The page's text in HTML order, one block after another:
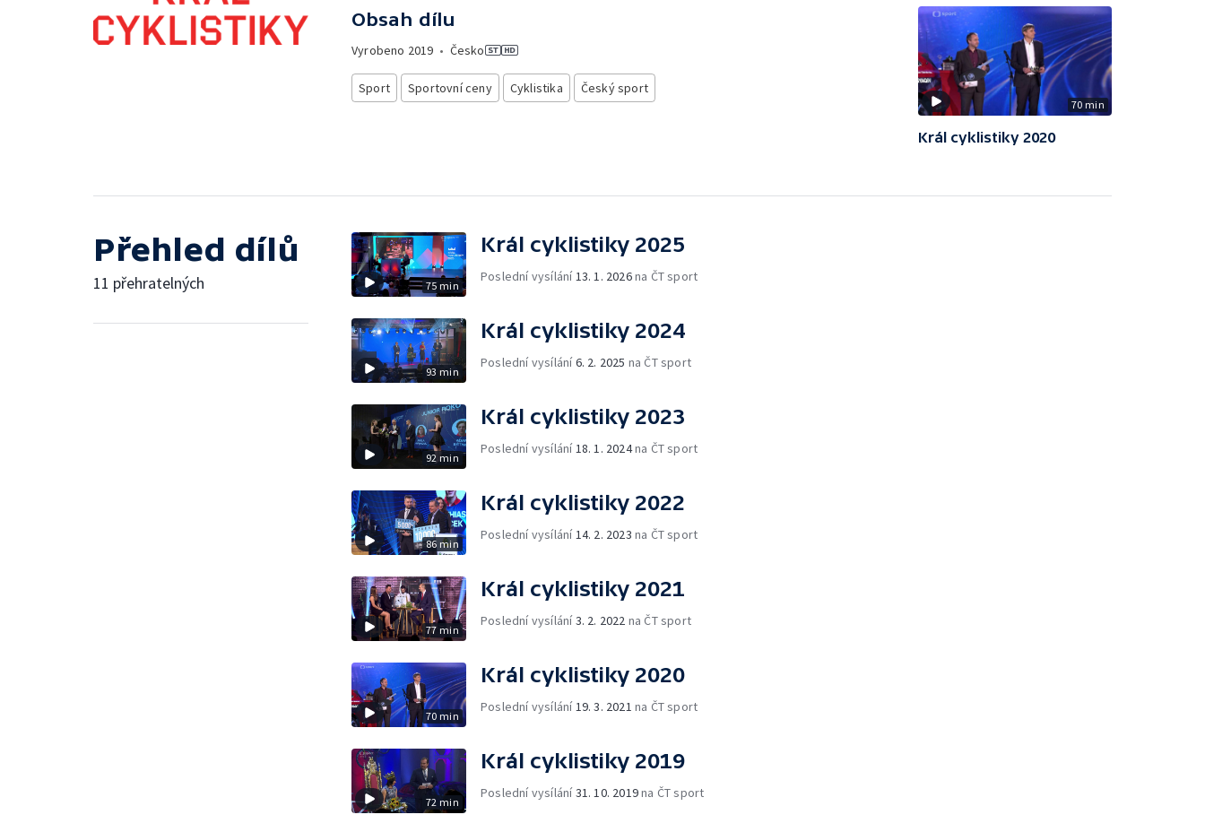
Obsah dílu
Vyrobeno 2019 • Česko
Sport Sportovní ceny Cyklistika Český sport
70 min
Král cyklistiky 2020
Přehled dílů
11 přehratelných 75 min
Král cyklistiky 2025
Poslední vysílání 13. 1. 2026na ČT sport
93 min
Král cyklistiky 2024
Poslední vysílání6. 2. 2025 na ČT sport
92 min
Král cyklistiky 2023
Poslední vysílání 18. 1. 2024na ČT sport
86 min
Král cyklistiky 2022
Poslední vysílání 14. 2. 2023 na ČT sport
77 min
Král cyklistiky 2021
Poslední vysílání3. 2. 2022 na ČT sport
70 min
Král cyklistiky 2020
Poslední vysílání 19. 3. 2021 na ČT sport
72 min
Král cyklistiky 2019
Poslední vysílání31. 10. 2019na ČT sport